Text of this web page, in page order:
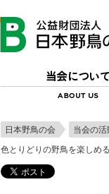
日本野鳥の会 当会の活
色とりどりの野鳥を楽しめ